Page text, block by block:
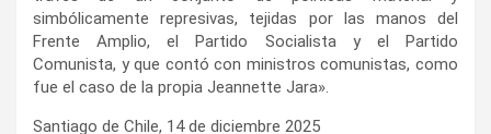
simbólicamente represivas, tejidas por las manos del
Frente Amplio, el Partido Socialista y el Partido
Comunista, y que contó con ministros comunistas, como
fue el caso de la propia Jeannette Jara».
Santiago de Chile, 14 de diciembre 2025